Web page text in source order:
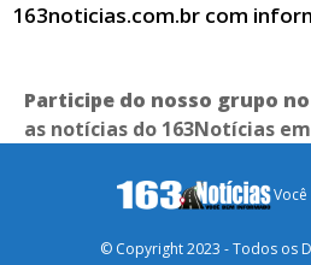
163noticias.com.br com
Participe do nosso grupo
as notícias do 163Notícias
© Copyright 2023 - Todos os